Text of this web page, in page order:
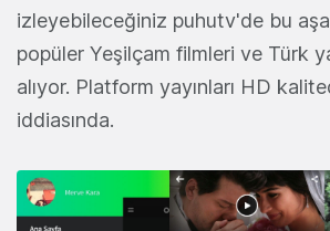
izleyebileceğiniz puhutv'de bu
popüler Yeşilçam filmleri ve Türk
alıyor. Platform yayınları HD
iddiasında.